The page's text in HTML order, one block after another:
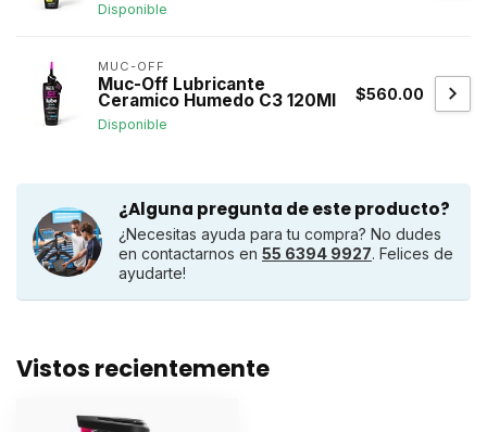
Disponible
MUC-OFF
Muc-Off Lubricante
Ceramico Humedo C3 120Ml
Disponible
$560.00
¿Alguna pregunta de este producto?
¿Necesitas ayuda para tu compra? No dudes
en contactarnos en 55 6394 9927. Felices de
ayudarte!
Vistos recientemente